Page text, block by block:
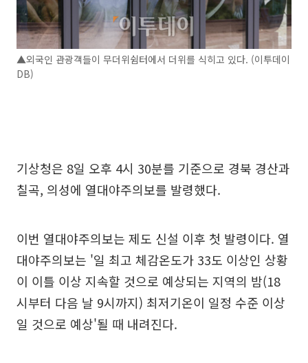
▲외국인 관광객들이 무더위쉼터에서 더위를 식히고 있다. (이투데이
DB)
기상청은 8일 오후 4시 30분를 기준으로 경북 경산과
칠곡, 의성에 열대야주의보를 발령했다.
이번 열대야주의보는 제도 신설 이후 첫 발령이다. 열
대야주의보는 '일 최고 체감온도가 33도 이상인 상황
이 이틀 이상 지속할 것으로 예상되는 지역의 밤(18
시부터 다음 날 9시까지) 최저기온이 일정 수준 이상
일 것으로 예상'될 때 내려진다.